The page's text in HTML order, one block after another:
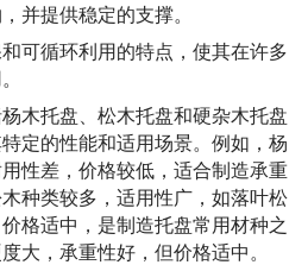
并提供稳定的支撑。
可循环利用的特点，使其在许多
木托盘、松木托盘和硬杂木托盘
定的性能和适用场景。例如，杨
性差，价格较低，适合制造承重
种类较多，适用性广，如落叶松
格适中，是制造托盘常用材种之
大，承重性好，但价格适中。